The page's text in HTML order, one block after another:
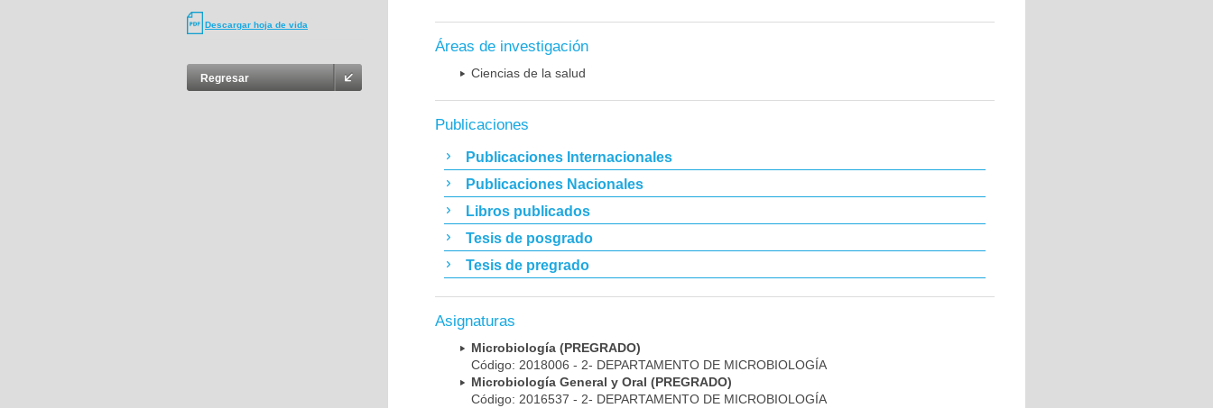
Descargar hoja de vida
Regresar
Áreas de investigación
Ciencias de la salud
Publicaciones
Publicaciones Internacionales
Publicaciones Nacionales
Libros publicados
Tesis de posgrado
Tesis de pregrado
Asignaturas
Microbiología (PREGRADO)
Código: 2018006 - 2- DEPARTAMENTO DE MICROBIOLOGÍA
Microbiología General y Oral (PREGRADO)
Código: 2016537 - 2- DEPARTAMENTO DE MICROBIOLOGÍA